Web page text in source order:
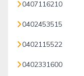
0407116210
0402453515
0402115522
0402331600